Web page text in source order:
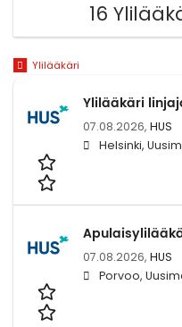
16
Ylilääkäri
Ylilääkäri
07.08.2026, HUS
Helsinki,
07.08.2026, HUS
Porvoo,